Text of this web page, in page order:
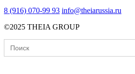
8 (916) 070-99 93 info@theiarussia.ru
©2025 THEIA GROUP
Search
for: